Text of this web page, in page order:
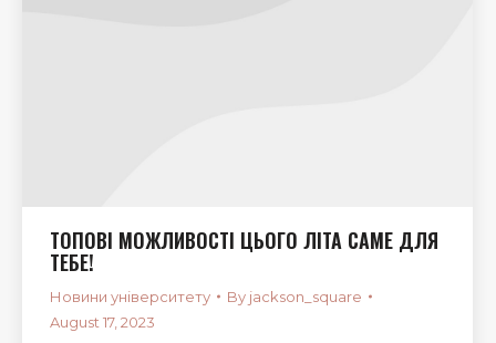
ТОПОВІ МОЖЛИВОСТІ ЦЬОГО ЛІТА САМЕ ДЛЯ
ТЕБЕ!
Новини університету By jackson_square
August 17, 2023